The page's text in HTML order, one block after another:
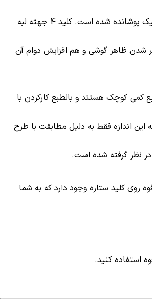
میان کلید ها با لاستیک پوشانده شده است. کلید 4 جهته لبه
شدن ظاهر گوشی و هم افزایش دوام آن
کمی کوچک هستند و بالطبع کارکردن با
اندازه فقط به دلیل مطابقت با طرح
نظر گرفته شده است.
روی کلید ستاره وجود دارد که به شما
استفاده کنید.